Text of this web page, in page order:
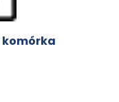
komórka